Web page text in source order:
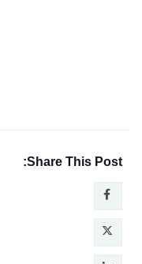
Share This Post: